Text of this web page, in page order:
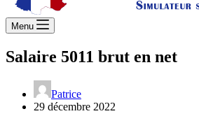
Menu
Salaire 5011 brut en net
Patrice
29 décembre 2022